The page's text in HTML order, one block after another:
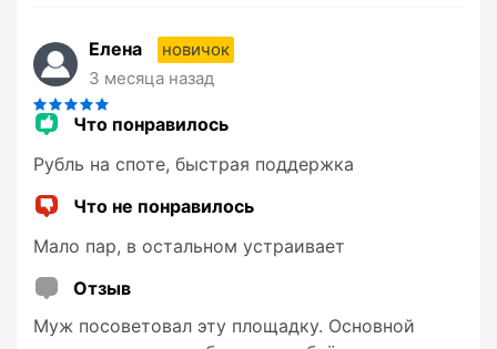
Елена
новичок
3 месяца назад
Что понравилось
Рубль на споте, быстрая поддержка
Что не понравилось
Мало пар, в остальном устраивает
Отзыв
Муж посоветовал эту площадку. Основной